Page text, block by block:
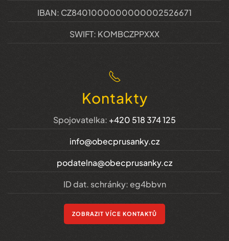
IBAN: CZ8401000000000002526671
SWIFT: KOMBCZPPXXX
Kontakty
Spojovatelka: +420 518 374 125
info@obecprusanky.cz
podatelna@obecprusanky.cz
ID dat. schránky: eg4bbvn
ZOBRAZIT VÍCE KONTAKTŮ